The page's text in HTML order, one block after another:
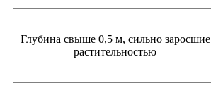
Глубина свыше 0,5 м, сильно заросшие
растительностью